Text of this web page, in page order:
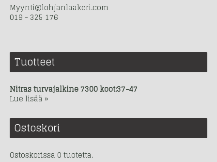
Myynti@lohjanlaakeri.com
019 - 325 176
Tuotteet
Nitras turvajalkine 7300 koot:37-47
Lue lisää »
Ostoskori
Ostoskorissa 0 tuotetta.